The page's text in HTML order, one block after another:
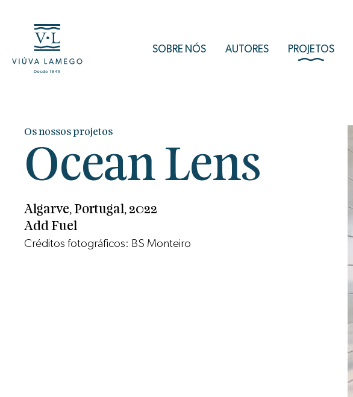
SOBRE NÓS AUTORES PROJETOS
Os nossos projetos
Ocean Lens
Algarve, Portugal, 2022
Add Fuel
Créditos fotográficos: BS Monteiro